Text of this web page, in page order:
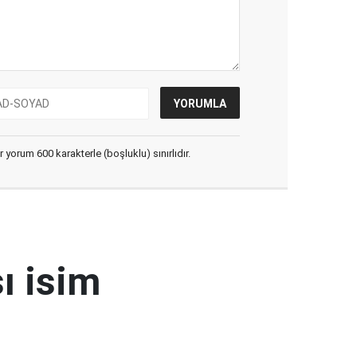
600 karakterle (boşluklu) sınırlıdır.
isim